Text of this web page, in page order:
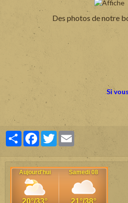
Des photos de notre
Si
PartagerFacebook
Twitter